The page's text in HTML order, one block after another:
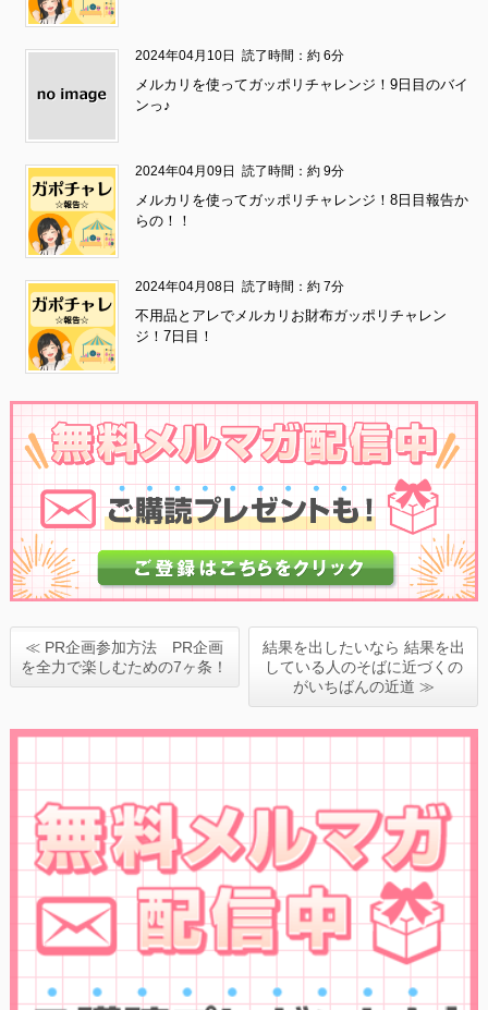
2024年04月10日 読了時間：約 6分
メルカリを使ってガッポリチャレンジ！9日目のバイ
ンっ♪
2024年04月09日 読了時間：約 9分
メルカリを使ってガッポリチャレンジ！8日目報告か
らの！！
2024年04月08日 読了時間：約 7分
不用品とアレでメルカリお財布ガッポリチャレン
ジ！7日目！
≪ PR企画参加方法 PR企画
を全力で楽しむための7ヶ条！
結果を出したいなら 結果を出
している人のそばに近づくの
がいちばんの近道 ≫